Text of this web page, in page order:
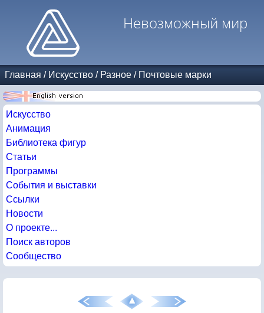
Невозможный мир
Главная / Искусство / Разное / Почтовые марки
Искусство
Анимация
Библиотека фигур
Статьи
Программы
События и выставки
Ссылки
Новости
О проекте...
Поиск авторов
Сообщество